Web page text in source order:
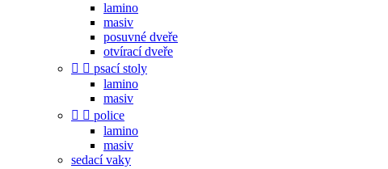
lamino
masiv
posuvné dveře
otvírací dveře
  psací stoly
lamino
masiv
  police
lamino
masiv
sedací vaky